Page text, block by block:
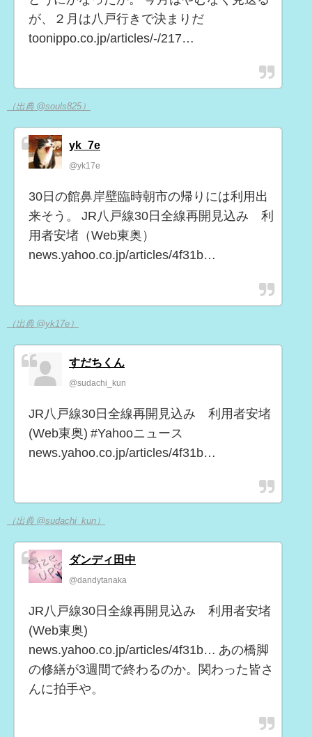
が、２月は八戸行きで決まりだ
toonippo.co.jp/articles/-/217…
（出典 @souls825）
yk_7e
@yk17e
30日の館鼻岸壁臨時朝市の帰りには利用出
来そう。 JR八戸線30日全線再開見込み 利
用者安堵（Web東奥）
news.yahoo.co.jp/articles/4f31b…
（出典 @yk17e）
すだちくん
@sudachi_kun
JR八戸線30日全線再開見込み 利用者安堵
(Web東奥) #Yahooニュース
news.yahoo.co.jp/articles/4f31b…
（出典 @sudachi_kun）
ダンディ田中
@dandytanaka
JR八戸線30日全線再開見込み 利用者安堵
(Web東奥)
news.yahoo.co.jp/articles/4f31b… あの橋脚
の修繕が3週間で終わるのか。関わった皆さ
んに拍手や。